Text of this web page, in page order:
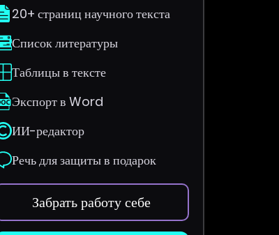
20+ страниц научного текста
Список литературы
Таблицы в тексте
Экспорт в Word
ИИ-редактор
Речь для защиты в подарок
Забрать работу себе